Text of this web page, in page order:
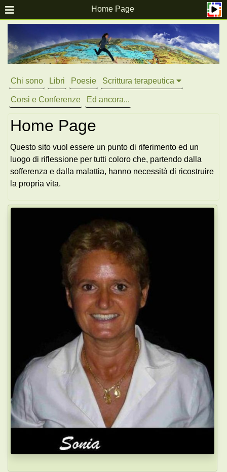
Home Page
Chi sono Libri Poesie Scrittura terapeutica
Corsi e Conferenze Ed ancora...
Home Page
Questo sito vuol essere un punto di riferimento ed un
luogo di riflessione per tutti coloro che, partendo dalla
sofferenza e dalla malattia, hanno necessità di ricostruire
la propria vita.